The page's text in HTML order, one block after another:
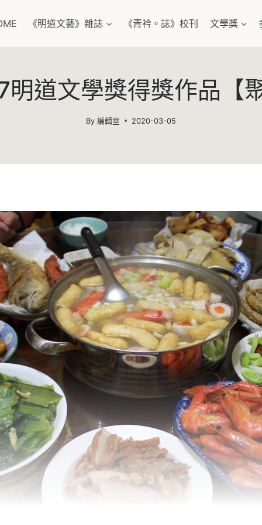
《明道文藝》雜誌 《青衿。誌》校刊 文學獎
明道文學獎得獎作品【
By 編輯室 2020-03-05